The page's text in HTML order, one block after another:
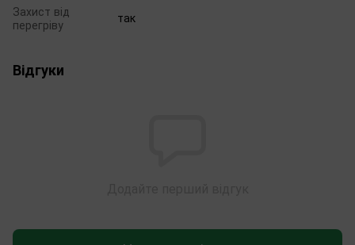
Захист від
перегріву
так
Відгуки